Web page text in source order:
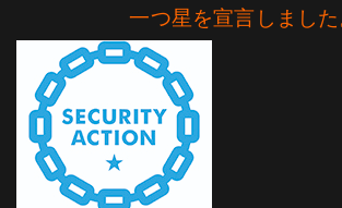
一つ星を宣言しました